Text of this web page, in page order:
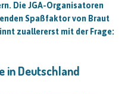
Die JGA-Organisatoren
Spaßfaktor von Braut
zuallererst mit der Frage:
in Deutschland